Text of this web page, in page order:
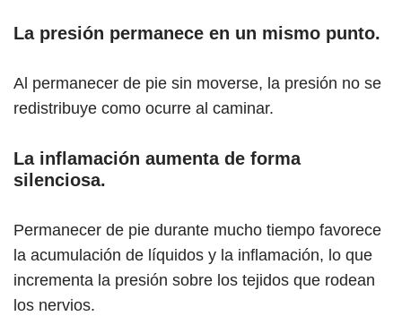
La presión permanece en un mismo punto.
Al permanecer de pie sin moverse, la presión no se
redistribuye como ocurre al caminar.
La inflamación aumenta de forma
silenciosa.
Permanecer de pie durante mucho tiempo favorece
la acumulación de líquidos y la inflamación, lo que
incrementa la presión sobre los tejidos que rodean
los nervios.